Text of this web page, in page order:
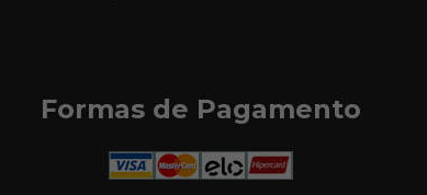
Formas de Pagamento